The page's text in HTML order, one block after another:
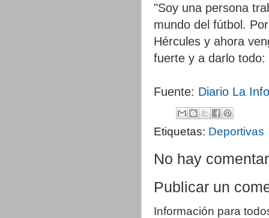
"Soy una persona
mundo del fútbol.
Hércules y ahora
fuerte y a darlo
Fuente: Diario La
Etiquetas: Deportivas
No hay
Publicar un
Información para